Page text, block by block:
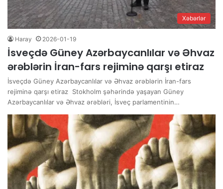
Xəbərlər
Haray 2026-01-19
İsveçdə Güney Azərbaycanlılar və Əhvaz
ərəblərin İran-fars rejiminə qarşı etiraz
İsveçdə Güney Azərbaycanlılar və Əhvaz ərəblərin İran-fars
rejiminə qarşı etiraz Stokholm şəhərində yaşayan Güney
Azərbaycanlılar və Əhvaz ərəbləri, İsveç parlamentinin…